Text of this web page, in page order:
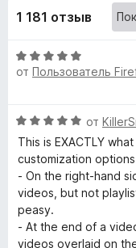
o
o
k
:
R
e
2
з
5
1 181 отзыв
О
ц
е
н
о
н
а
5
и
з
от Пользователь
О
ц
е
е
н
н
от
This is EXACTLY
customization
- On the right-hand
videos, but not
peasy.
- At the end of a
videos overlaid on